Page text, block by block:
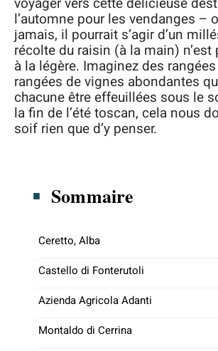
l’automne pour les vendanges –
jamais, il pourrait s’agir d’un
récolte du raisin (à la main) n’est
à la légère. Imaginez des
rangées de vignes abondantes
chacune être effeuillées sous le
la fin de l’été toscan, cela nous
soif rien que d’y penser.
Sommaire
Ceretto, Alba
Castello di Fonterutoli
Azienda Agricola Adanti
Montaldo di Cerrina